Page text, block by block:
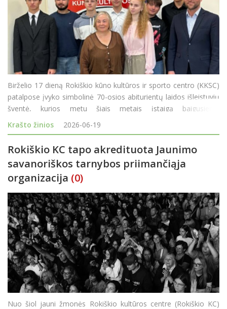
Birželio 17 dieną Rokiškio kūno kultūros ir sporto centro (KKSC)
patalpose įvyko simbolinė 70-osios abiturientų laidos išleistuvių
šventė, kurios metu šiais metais įstaigą baigusiems
moksleiviams buvo įteikti neformaliojo vaikų švietimo baigimo
pažymėjimai. &nbs
Krašto žinios 2026-06-19
Rokiškio KC tapo akredituota Jaunimo
savanoriškos tarnybos priimančiąja
organizacija (0)
Nuo šiol jauni žmonės Rokiškio kultūros centre (Rokiškio KC)